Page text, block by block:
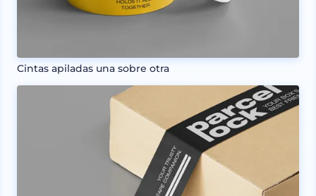
Cintas apiladas una sobre otra